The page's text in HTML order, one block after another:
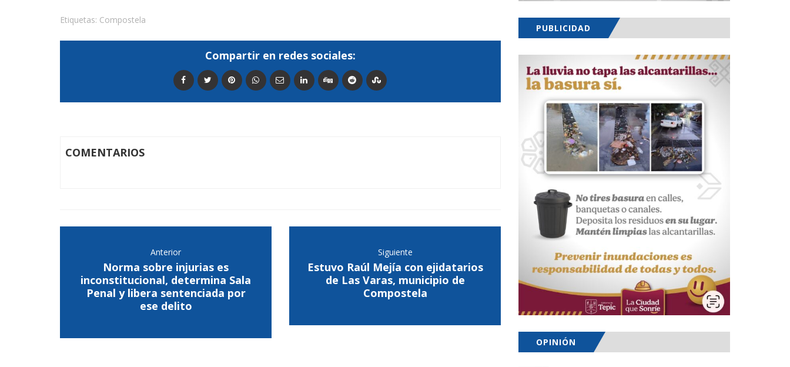
Etiquetas: Compostela
Compartir en redes sociales:
COMENTARIOS
Anterior
Norma sobre injurias es
inconstitucional, determina Sala
Penal y libera sentenciada por
ese delito
Siguiente
Estuvo Raúl Mejía con ejidatarios
de Las Varas, municipio de
Compostela
PUBLICIDAD
OPINIÓN